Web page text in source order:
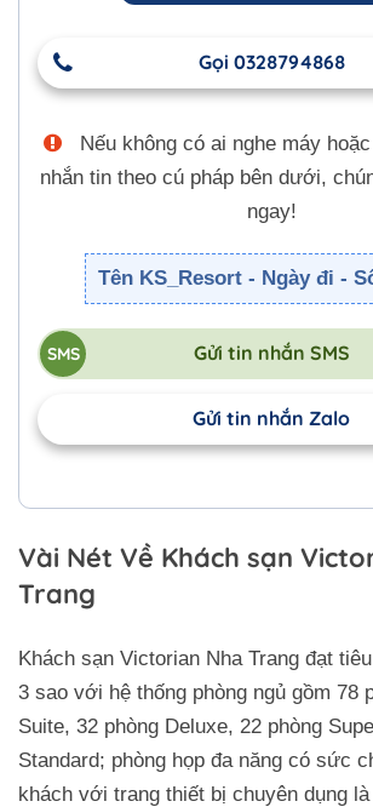
Gọi 0328794868
Nếu không có ai nghe máy
nhắn tin theo cú pháp bên dưới,
ngay!
Tên KS_Resort - Ngày đi -
Gửi tin nhắn SMS
Gửi tin nhắn Zalo
Vài Nét Về Khách sạn
Trang
Khách sạn Victorian Nha Trang đạt
3 sao với hệ thống phòng ngủ gồm 78
Suite, 32 phòng Deluxe, 22 phòng
Standard; phòng họp đa năng có sức
khách với trang thiết bị chuyên dụng